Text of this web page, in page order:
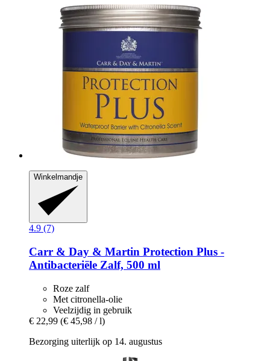
Winkelmandje
4.9 (7)
Carr & Day & Martin Protection Plus -​
Antibacteriële Zalf, 500 ml
Roze zalf
Met citronella-olie
Veelzijdig in gebruik
€ 22,99 (€ 45,98 / l)
Bezorging uiterlijk op 14. augustus